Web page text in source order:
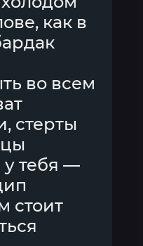
как в
во всем
стерты
у тебя —
стоит